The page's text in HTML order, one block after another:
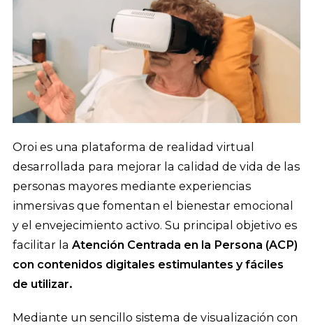
Oroi es una plataforma de realidad virtual
desarrollada para mejorar la calidad de vida de las
personas mayores mediante experiencias
inmersivas que fomentan el bienestar emocional
y el envejecimiento activo. Su principal objetivo es
facilitar la Atención Centrada en la Persona (ACP)
con contenidos digitales estimulantes y fáciles
de utilizar.
Mediante un sencillo sistema de visualización con